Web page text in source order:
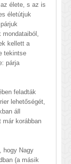
élete, s az is
életútjuk
kellett a
tekintse
párja
feladták
lehetőségét,
áll
már korábban
hogy Nagy
(a másik